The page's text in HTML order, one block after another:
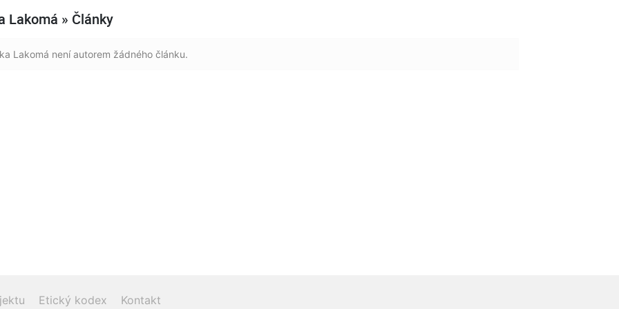
Lakomá » Články
Lakomá není autorem žádného článku.
Etický kodex Kontakt